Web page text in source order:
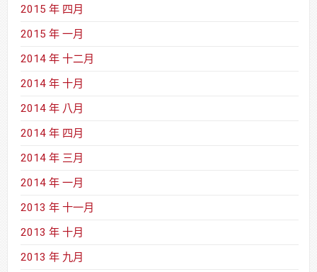
2015 年 四月
2015 年 一月
2014 年 十二月
2014 年 十月
2014 年 八月
2014 年 四月
2014 年 三月
2014 年 一月
2013 年 十一月
2013 年 十月
2013 年 九月